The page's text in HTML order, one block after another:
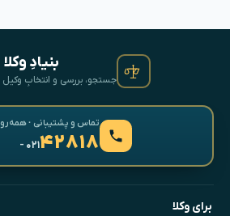
بنیادِ وکلا
جستجو، بررسی و انتخابِ وکیل ·
تماس و پشتیبانی · همه‌روزه ۸
۴۲۸۱۸- ۰۲۱
برای وکلا